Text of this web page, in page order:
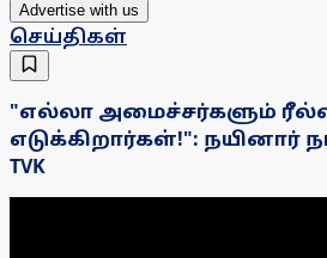
Advertise with us
செய்திகள்
"எல்லா அமைச்சர்களும்
எடுக்கிறார்கள்!": நயினார்
TVK